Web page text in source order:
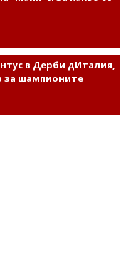
в Дерби дИталия,
за шампионите